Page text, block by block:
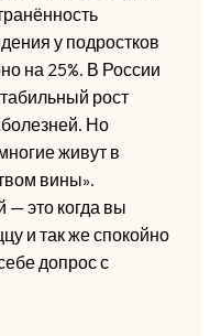
у подростков
на 25%. В России
рост
Но
живут в
вины».
это когда вы
и так же спокойно
допрос с